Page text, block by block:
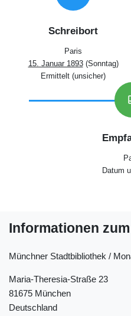
Schreibort
Paris
15. Januar 1893(Sonntag)
Ermittelt (unsicher)
Datum
Informationen
Münchner Stadtbibliothek /
Maria-Theresia-Straße 23
81675 München
Deutschland